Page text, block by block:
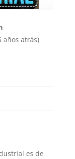
años atrás)
es de